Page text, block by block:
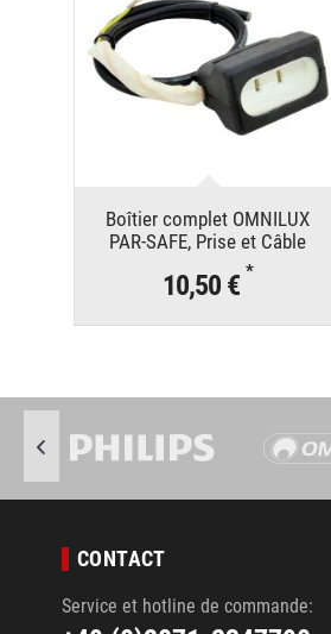
Boîtier complet OMNILUX
PAR-SAFE, Prise et Câble
10,50 € *
CONTACT
Service et hotline de commande: